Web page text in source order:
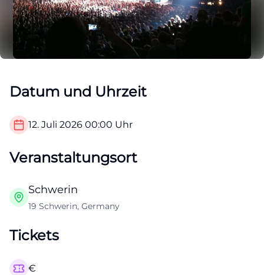
Datum und Uhrzeit
12. Juli 2026 00:00 Uhr
Veranstaltungsort
Schwerin
19 Schwerin, Germany
Tickets
€